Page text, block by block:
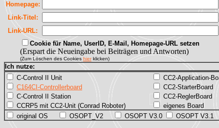
Homepage:
Link-Titel:
Link-URL:
Cookie für Name, UserID, E-Mail, Homepage-URL setzen
(Erspart die Neueingabe bei Beiträgen und Antworten)
(Zum Löschen des Cookies hierklicken)
Ich nutze:
C-Control II Unit
C164CI-Controllerboard
C-Control II Station
CCRP5 mit CC2-Unit (Conrad Roboter)
CC2-Application-
CC2-StarterBoard
CC2-ReglerBoard
eigenes Board
original OS
OSOPT_V2 OSOPT V3.0 OSOPT V3.1